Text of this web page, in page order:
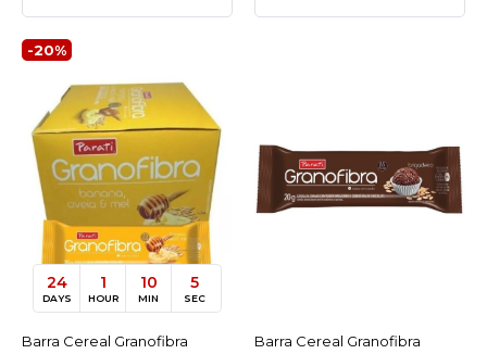
COMPRAR
-20% GRANOFIBRA
Barra Cereal Granofibra
Banana/Aveia/Mel 20Gr
COMPRAR
-20%
ACESSAR
24
DAYS
1
HOUR
10
MIN
5
SEC
Barra Cereal Granofibra
ACESSAR
Barra Cereal Granofibra